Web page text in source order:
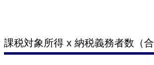
課税対象所得 x 納税義務者数（